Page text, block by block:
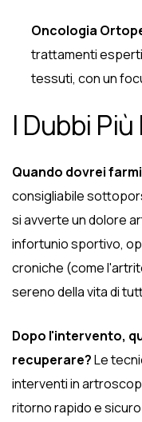
Oncologia
trattamenti
tessuti, con un
I Dubbi
Quando dovrei
consigliabile
si avverte un dolore
infortunio sportivo,
croniche (come
sereno della vita di
Dopo l'intervento,
recuperare?Le
interventi in
ritorno rapido e